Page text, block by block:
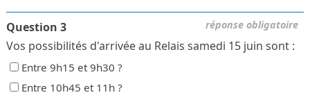
réponse obligatoire
Question 3
Vos possibilités d'arrivée au Relais samedi 15 juin sont :
Entre 9h15 et 9h30 ?
Entre 10h45 et 11h ?